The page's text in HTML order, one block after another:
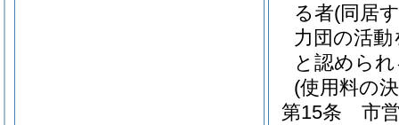
る者(同居
力団の活
と認めら
(使用料の
第15条
市